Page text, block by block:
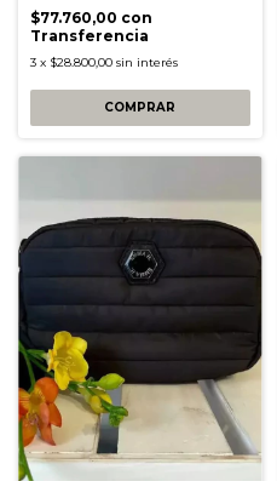
$77.760,00 con
Transferencia
3 x $28.800,00 sin interés